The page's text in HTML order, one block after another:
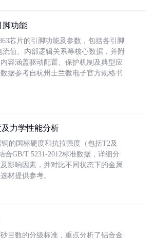
脚功能
芯片的引脚功能及参数，包括各引脚
流值、内部逻辑关系等核心数据，并附
容涵盖驱动配置、保护机制及典型应
据参考自杭州士兰微电子官方规格书
力学性能分析
的国标硬度和抗拉强度（包括T2及
合GB/T 5231-2012标准数据，详细分
影响因素，并对比不同状态下的金属
材提供参考。
目数的分级标准，重点分析了铝合金